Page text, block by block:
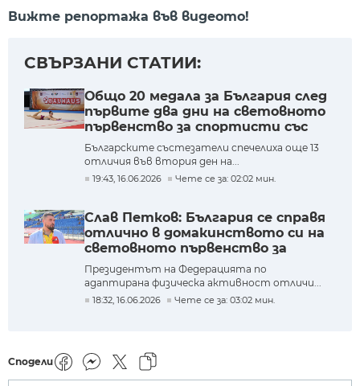
Вижте репортажа във видеото!
СВЪРЗАНИ СТАТИИ:
Общо 20 медала за България след
първите два дни на световното
първенство за спортисти със
синдром на Даун
Българските състезатели спечелиха още 13
отличия във втория ден на...
19:43, 16.06.2026 Чете се за: 02:02 мин.
Слав Петков: България се справя
отлично в домакинството си на
световното първенство за
атлети със синдром на Даун
Президентът на Федерацията по
адаптирана физическа активност отличи...
18:32, 16.06.2026 Чете се за: 03:02 мин.
Сподели